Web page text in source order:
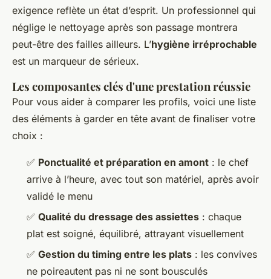
exigence reflète un état d’esprit. Un professionnel qui
néglige le nettoyage après son passage montrera
peut-être des failles ailleurs. L’hygiène irréprochable
est un marqueur de sérieux.
Les composantes clés d'une prestation réussie
Pour vous aider à comparer les profils, voici une liste
des éléments à garder en tête avant de finaliser votre
choix :
✅ Ponctualité et préparation en amont : le chef
arrive à l’heure, avec tout son matériel, après avoir
validé le menu
✅ Qualité du dressage des assiettes : chaque
plat est soigné, équilibré, attrayant visuellement
✅ Gestion du timing entre les plats : les convives
ne poireautent pas ni ne sont bousculés